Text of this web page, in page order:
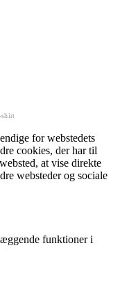
for webstedets
cookies, der har til
at vise direkte
websteder og sociale
funktioner i